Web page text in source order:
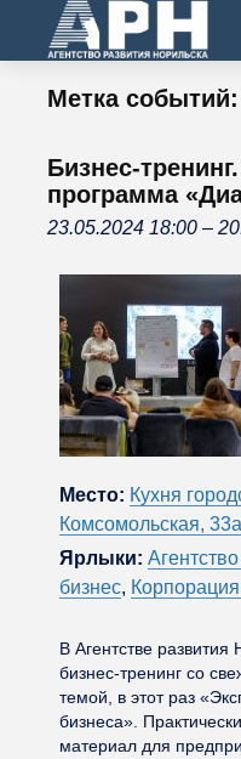
Метка событий:
Бизнес-
программа
23.05.2024 18:00 –
Место: Кухня
Комсомольская,
Ярлыки:
бизнес,
В Агентстве развития
бизнес-тренинг со
темой, в этот раз
бизнеса».
материал для